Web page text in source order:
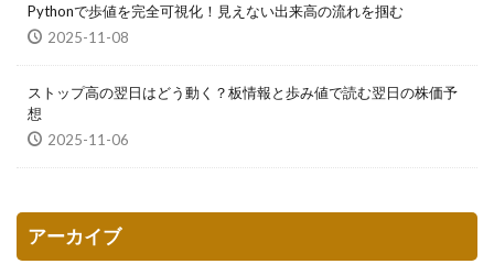
Pythonで歩値を完全可視化！見えない出来高の流れを掴む
2025-11-08
ストップ高の翌日はどう動く？板情報と歩み値で読む翌日の株価予
想
2025-11-06
アーカイブ